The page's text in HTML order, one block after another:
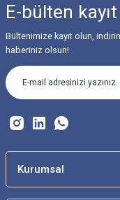
E-bülten kayıt
Bültenimize kayıt olun,
haberiniz olsun!
Kurumsal